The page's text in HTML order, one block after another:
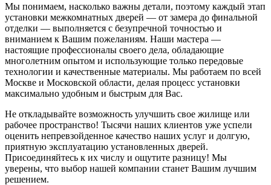
Мы понимаем, насколько важны детали, поэтому каждый этап
установки межкомнатных дверей — от замера до финальной
отделки — выполняется с безупречной точностью и
вниманием к Вашим пожеланиям. Наши мастера —
настоящие профессионалы своего дела, обладающие
многолетним опытом и использующие только передовые
технологии и качественные материалы. Мы работаем по всей
Москве и Московской области, делая процесс установки
максимально удобным и быстрым для Вас.
Не откладывайте возможность улучшить свое жилище или
рабочее пространство! Тысячи наших клиентов уже успели
оценить непревзойденное качество наших услуг и долгую,
приятную эксплуатацию установленных дверей.
Присоединяйтесь к их числу и ощутите разницу! Мы
уверены, что выбор нашей компании станет Вашим лучшим
решением.